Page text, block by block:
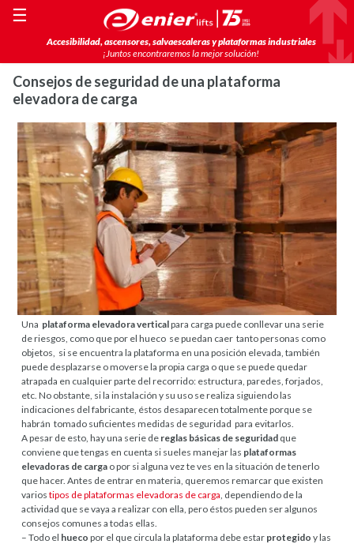
Accesibilidad, ascensores, salvaescaleras y plataformas industriales
¡Juntos encontraremos la mejor solución!
☰
Consejos de seguridad de una plataforma
elevadora de carga
Una plataforma elevadora verticalpara carga puede conllevar una serie
de riesgos, como que por el hueco se puedan caer tanto personas como
objetos, si se encuentra la plataforma en una posición elevada, también
puede desplazarse o moverse la propia carga o que se puede quedar
atrapada en cualquier parte del recorrido: estructura, paredes, forjados,
etc. No obstante, si la instalación y su uso se realiza siguiendo las
indicaciones del fabricante, éstos desaparecen totalmente porque se
habrán tomado suficientes medidas de seguridad para evitarlos.
A pesar de esto, hay una serie de reglas básicas de seguridad que
conviene que tengas en cuenta si sueles manejar las plataformas
elevadoras de carga o por si alguna vez te ves en la situación de tenerlo
que hacer. Antes de entrar en materia, queremos remarcar que existen
variostipos de plataformas elevadoras de carga, dependiendo de la
actividad que se vaya a realizar con ella, pero éstos pueden ser algunos
consejos comunes a todas ellas.
– Todo el hueco por el que circula la plataforma debe estar protegido y las